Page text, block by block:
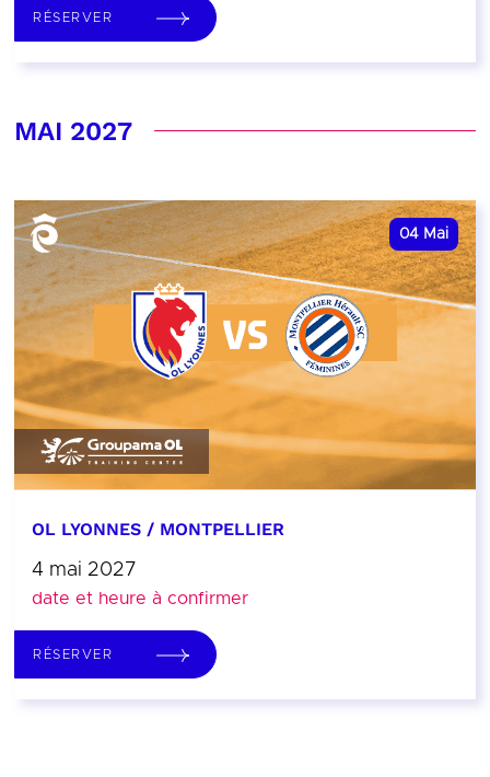
RÉSERVER
MAI 2027
04 Mai
OL LYONNES / MONTPELLIER
4 mai 2027
date et heure à confirmer
RÉSERVER